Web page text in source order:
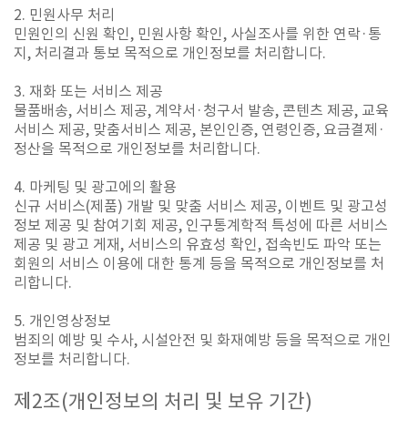
2. 민원사무 처리
민원인의 신원 확인, 민원사항 확인, 사실조사를 위한 연락·통
지, 처리결과 통보 목적으로 개인정보를 처리합니다.
3. 재화 또는 서비스 제공
물품배송, 서비스 제공, 계약서·청구서 발송, 콘텐츠 제공, 교육
서비스 제공, 맞춤서비스 제공, 본인인증, 연령인증, 요금결제·
정산을 목적으로 개인정보를 처리합니다.
4. 마케팅 및 광고에의 활용
신규 서비스(제품) 개발 및 맞춤 서비스 제공, 이벤트 및 광고성
정보 제공 및 참여기회 제공, 인구통계학적 특성에 따른 서비스
제공 및 광고 게재, 서비스의 유효성 확인, 접속빈도 파악 또는
회원의 서비스 이용에 대한 통계 등을 목적으로 개인정보를 처
리합니다.
5. 개인영상정보
범죄의 예방 및 수사, 시설안전 및 화재예방 등을 목적으로 개인
정보를 처리합니다.
제 2조(개인정보의 처리 및 보유 기간)